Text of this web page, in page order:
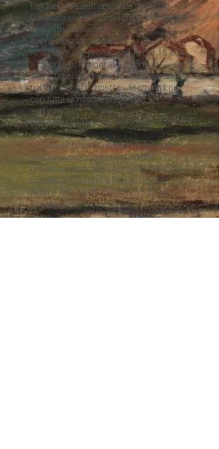
Per l'esame dell'opera da parte del
Comitato scientifico andrà presentato il
seguente materiale:
opera senza cornice
N. 3 fotografie professionali cm 18 x 24
a colori e n.1 fotografia del retro
titolo, tecnica, provenienza, eventuali
pubblicazioni e mostre... (scheda con
con tutte le notizie disponibili
sull'opera)
dati per intestazione della fattura
I costi per l'esame e l'archiviazione
vanno pagati al momento della
presentazione dell'opera con bonifico
bancario intestato a "Associazione
Arturo Tosi" via A. Fantoni n5 24020
Rovetta (BG)